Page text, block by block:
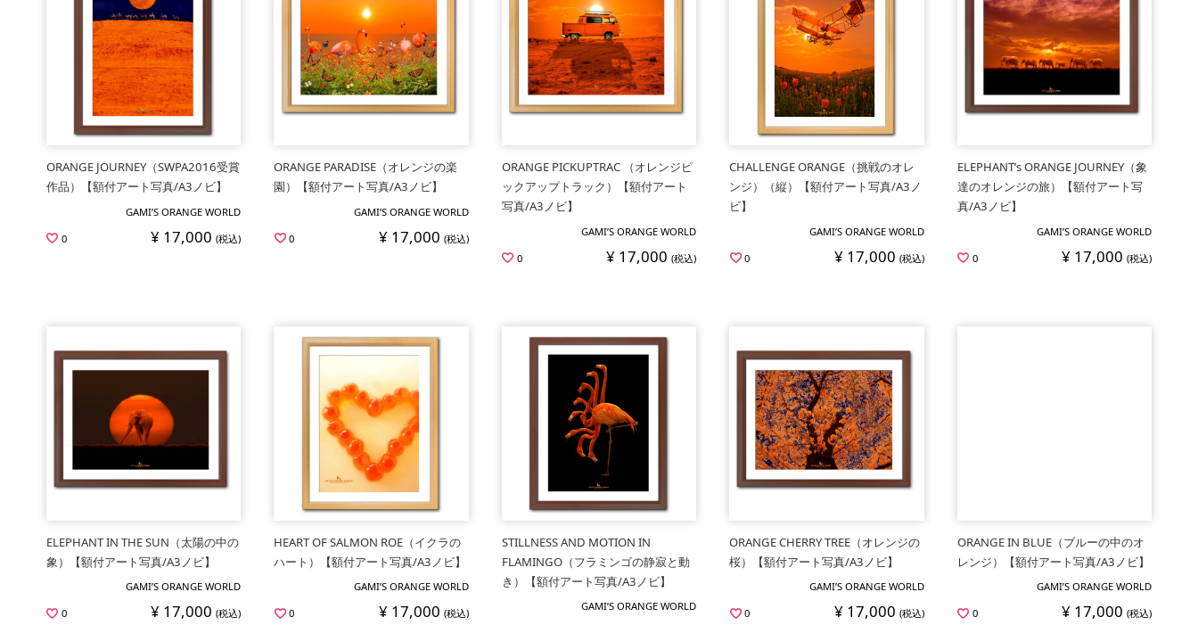
ORANGE JOURNEY（SWPA2016受賞
作品）【額付アート写真/A3ノビ】
GAMI’S ORANGE WORLD
0
¥ 17,000(税込)
ORANGE PARADISE（オレンジの楽
園）【額付アート写真/A3ノビ】
GAMI’S ORANGE WORLD
0
¥ 17,000 (税込)
ORANGE PICKUPTRAC （オレンジピ
ックアップトラック）【額付アート
写真/A3ノビ】
GAMI’S ORANGE WORLD
0
¥ 17,000(税込)
CHALLENGE ORANGE（挑戦のオレ
ンジ）（縦）【額付アート写真/A3ノ
ビ】
GAMI’S ORANGE WORLD
0
¥ 17,000 (税込)
ELEPHANT’s ORANGE JOURNEY（象
達のオレンジの旅）【額付アート写
真/A3ノビ】
GAMI’S ORANGE WORLD
0
¥ 17,000 (税込)
ELEPHANT IN THE SUN（太陽の中の
象）【額付アート写真/A3ノビ】
GAMI’S ORANGE WORLD
0
¥ 17,000(税込)
HEART OF SALMON ROE（イクラの
ハート）【額付アート写真/A3ノビ】
GAMI’S ORANGE WORLD
0
¥ 17,000 (税込)
STILLNESS AND MOTION IN
FLAMINGO（フラミンゴの静寂と動
き）【額付アート写真/A3ノビ】
GAMI’S ORANGE WORLD
ORANGE CHERRY TREE（オレンジの
桜）【額付アート写真/A3ノビ】
GAMI’S ORANGE WORLD
0
¥ 17,000 (税込)
ORANGE IN BLUE（ブルーの中のオ
レンジ）【額付アート写真/A3ノビ】
GAMI’S ORANGE WORLD
0
¥ 17,000 (税込)